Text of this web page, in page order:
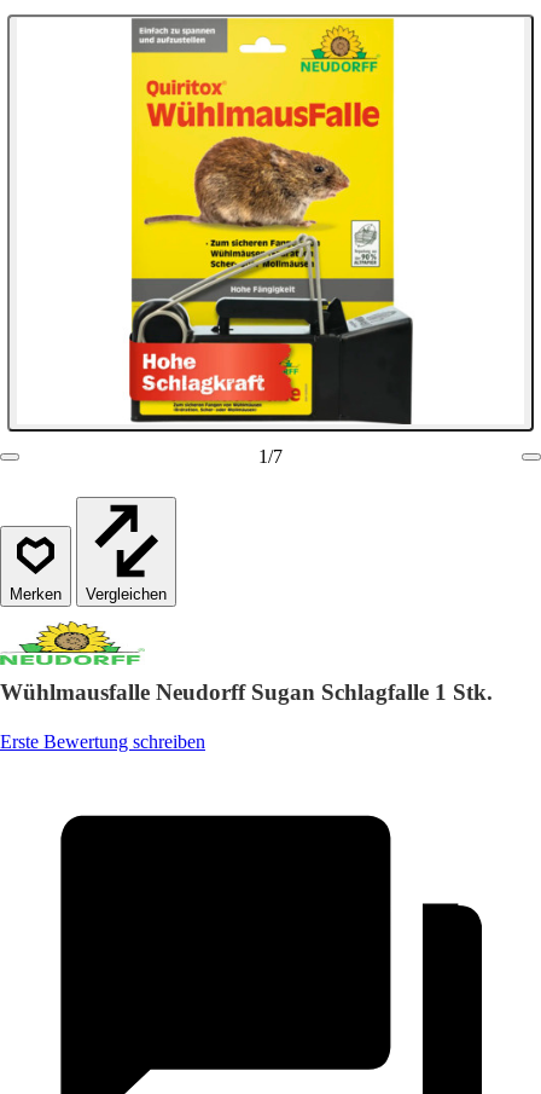
1/7
Vergleichen
Wühlmausfalle Neudorff Sugan Schlagfalle 1 Stk.
Erste Bewertung schreiben